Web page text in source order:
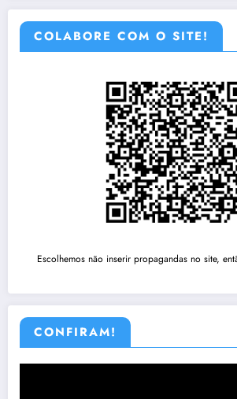
COLABORE COM O SITE!
Escolhemos não inserir propagandas no site,
CONFIRAM!